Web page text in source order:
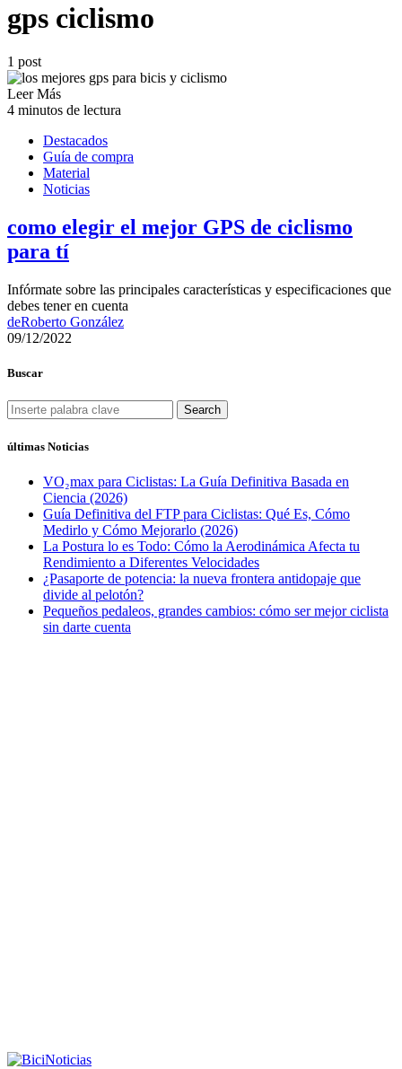
gps ciclismo
1 post
Leer Más
4 minutos de lectura
Destacados
Guía de compra
Material
Noticias
como elegir el mejor GPS de ciclismo
para tí
Infórmate sobre las principales características y especificaciones que
debes tener en cuenta
deRoberto González
09/12/2022
Buscar
Search
últimas Noticias
VO₂max para Ciclistas: La Guía Definitiva Basada en
Ciencia (2026)
Guía Definitiva del FTP para Ciclistas: Qué Es, Cómo
Medirlo y Cómo Mejorarlo (2026)
La Postura lo es Todo: Cómo la Aerodinámica Afecta tu
Rendimiento a Diferentes Velocidades
¿Pasaporte de potencia: la nueva frontera antidopaje que
divide al pelotón?
Pequeños pedaleos, grandes cambios: cómo ser mejor ciclista
sin darte cuenta